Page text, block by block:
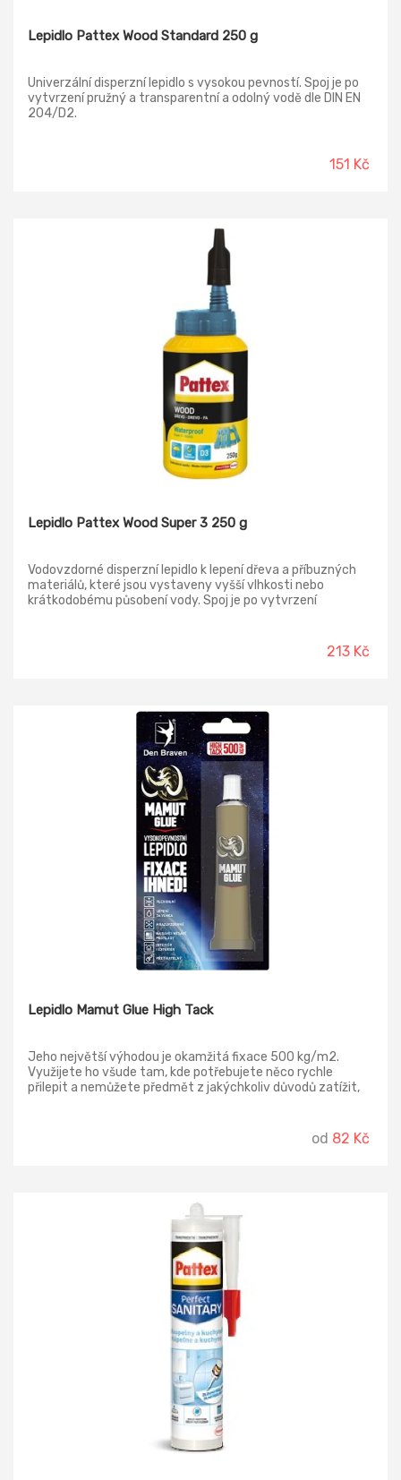
Lepidlo Pattex Wood Standard 250 g
Univerzální disperzní lepidlo s vysokou pevností. Spoj je po
vytvrzení pružný a transparentní a odolný vodě dle DIN EN
204/D2.
151 Kč
Lepidlo Pattex Wood Super 3 250 g
Vodovzdorné disperzní lepidlo k lepení dřeva a příbuzných
materiálů, které jsou vystaveny vyšší vlhkosti nebo
krátkodobému působení vody. Spoj je po vytvrzení
213 Kč
Lepidlo Mamut Glue High Tack
Jeho největší výhodou je okamžitá fixace 500 kg/m2.
Využijete ho všude tam, kde potřebujete něco rychle
přilepit a nemůžete předmět z jakýchkoliv důvodů zatížit,
nýty. Jedná se o speciální modifikaci MS polymerů,
vytvářející po vytvrzení přetíratelný vysokopevnostní a
od 82 Kč